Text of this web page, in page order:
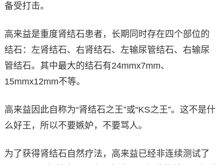
备受打击。
高来益是重度肾结石患者，长期同时存在四个部位的
结石：左肾结石、右肾结石、左输尿管结石、右输尿
管结石。其中最大的结石有24mmx7mm、
15mmx12mm不等。
高来益因此自称为“肾结石之王”或“KS之王”。这不是什
么好王，所以不要嫉妒，不要骂人。
为了获得肾结石自然疗法，高来益已经非连续测试了